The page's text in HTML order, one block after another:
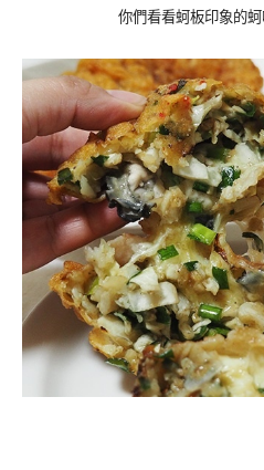
你們看看蚵板印象的